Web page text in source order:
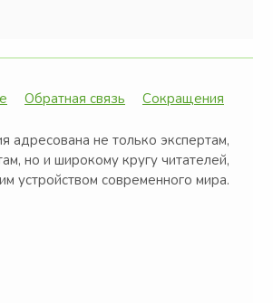
Обратная связь Сокращения
адресована не только экспертам,
но и широкому кругу читателей,
устройством современного мира.